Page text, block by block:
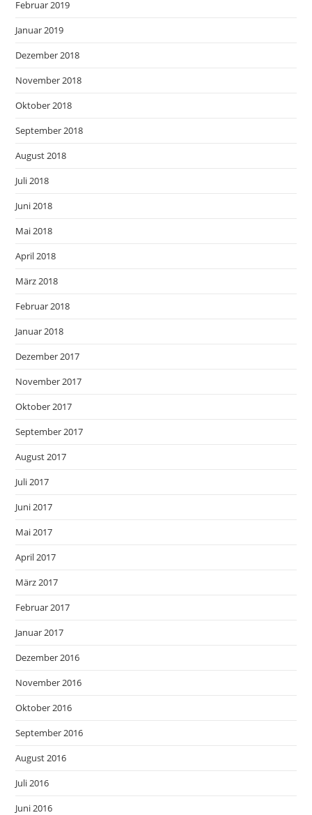
Februar 2019
Januar 2019
Dezember 2018
November 2018
Oktober 2018
September 2018
August 2018
Juli 2018
Juni 2018
Mai 2018
April 2018
März 2018
Februar 2018
Januar 2018
Dezember 2017
November 2017
Oktober 2017
September 2017
August 2017
Juli 2017
Juni 2017
Mai 2017
April 2017
März 2017
Februar 2017
Januar 2017
Dezember 2016
November 2016
Oktober 2016
September 2016
August 2016
Juli 2016
Juni 2016